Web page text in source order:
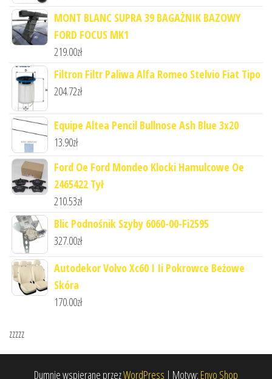
MONT BLANC SUPRA 39 BAGAŻNIK BAZOWY
FORD FOCUS MK1
219.00zł
Filtron Filtr Paliwa Alfa Romeo Stelvio Fiat Tipo
204.72zł
Equipe Altea Pencil Bullnose Ash Blue 3x20
13.90zł
Ford Oe Ford Mondeo Klocki Hamulcowe Oe
2465422 Tył
210.53zł
Blic Podnośnik Szyby 6060-00-Fi2595
327.00zł
Autodekor Volvo Xc60 I Ii Pokrowce Beżowe
Skóra
170.00zł
zzzzz
Dumnie wspierane przezWordPress | Motyw: Envo Shop